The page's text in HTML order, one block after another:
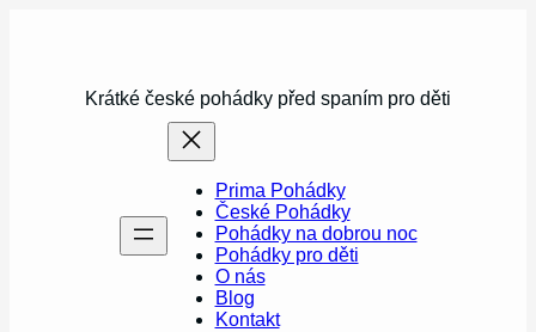
Krátké české pohádky před spaním pro děti
Prima Pohádky
České Pohádky
Pohádky na dobrou noc
Pohádky pro děti
O nás
Blog
Kontakt